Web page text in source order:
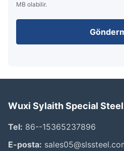
MB olabilir.
Wuxi Sylaith Special Steel
Tel: 86--15365237896
E-posta: